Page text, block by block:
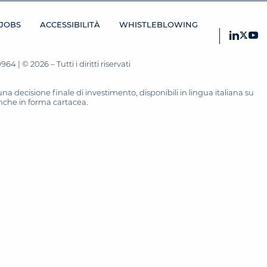
JOBS ACCESSIBILITÀ WHISTLEBLOWING
| © 2026 – Tutti i diritti riservati
decisione finale di investimento, disponibili in lingua italiana su
in forma cartacea.